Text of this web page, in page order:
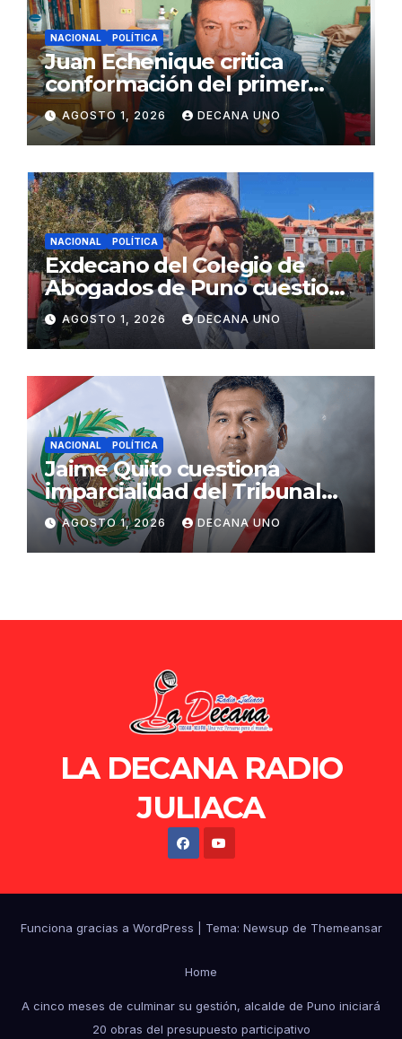
NACIONAL POLÍTICA
Juan Echenique critica
conformación del primer
gabinete ministerial de Keiko
Fujimori
AGOSTO 1, 2026 DECANA UNO
NACIONAL POLÍTICA
Exdecano del Colegio de
Abogados de Puno cuestiona
propuestas sobre seguridad
ciudadana
AGOSTO 1, 2026 DECANA UNO
NACIONAL POLÍTICA
Jaime Quito cuestiona
imparcialidad del Tribunal
Constitucional tras liberación
de Ollanta Humala
AGOSTO 1, 2026 DECANA UNO
LA DECANA RADIO
JULIACA
Funciona gracias a WordPress Tema: Newsup de Themeansar
Home
A cinco meses de culminar su gestión, alcalde de Puno iniciará
20 obras del presupuesto participativo